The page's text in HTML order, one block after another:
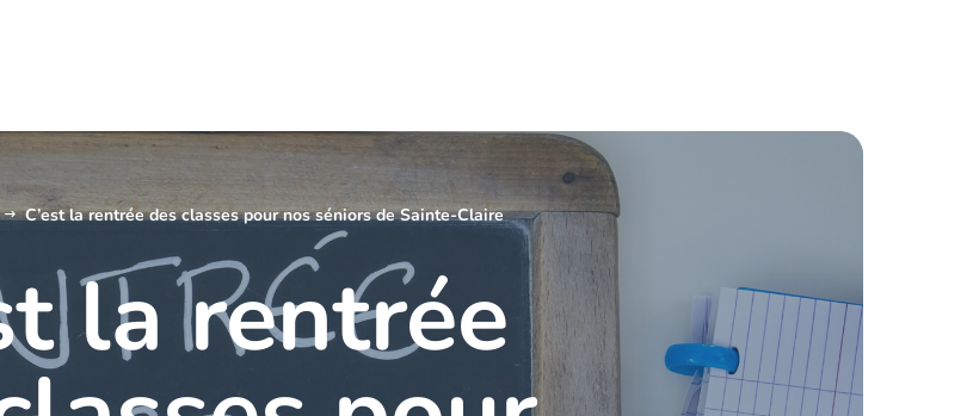
C’est la rentrée des classes pour nos séniors de Sainte-Claire
la rentrée